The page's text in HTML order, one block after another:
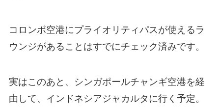
コロンボ空港にプライオリティパスが使えるラ
ウンジがあることはすでにチェック済みです。
実はこのあと、シンガポールチャンギ空港を経
由して、インドネシアジャカルタに行く予定。